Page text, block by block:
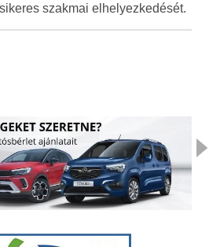
szakmai elhelyezkedését.